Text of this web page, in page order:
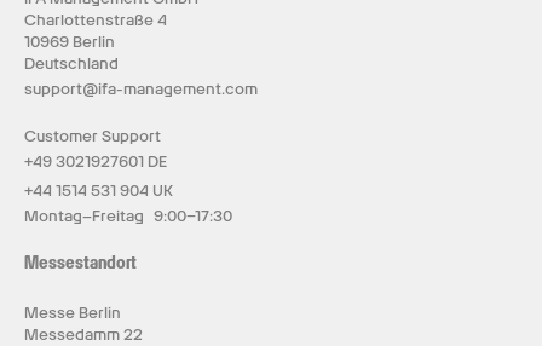
Charlottenstraße 4
10969 Berlin
Deutschland
support@ifa-management.com
Customer Support
+49 3021927601 DE
+44 1514 531 904 UK
Montag–Freitag 9:00–17:30
Messestandort
Messe Berlin
Messedamm 22